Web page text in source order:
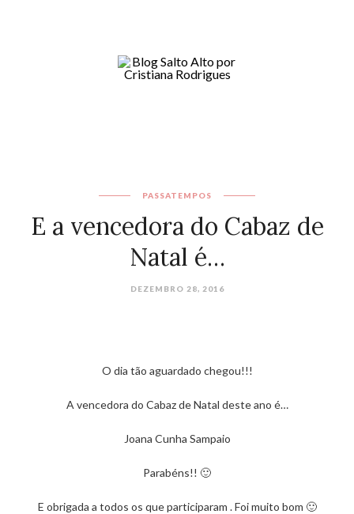
PASSATEMPOS
E a vencedora do Cabaz de
Natal é…
DEZEMBRO 28, 2016
O dia tão aguardado chegou!!!
A vencedora do Cabaz de Natal deste ano é…
Joana Cunha Sampaio
Parabéns!! 🙂
E obrigada a todos os que participaram . Foi muito bom 🙂